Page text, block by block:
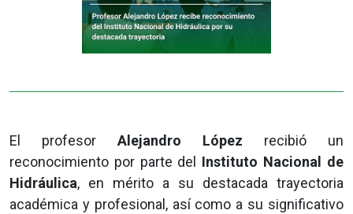
El profesor Alejandro López recibió un
reconocimiento por parte del Instituto Nacional de
Hidráulica, en mérito a su destacada trayectoria
académica y profesional, así como a su significativo